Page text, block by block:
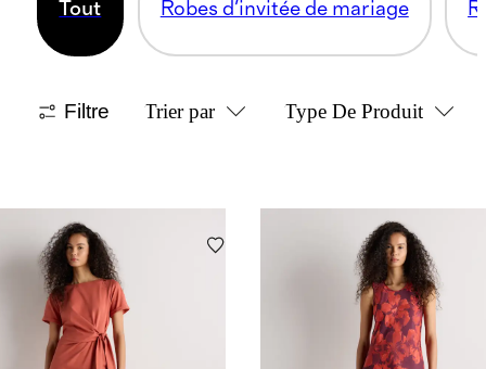
Tout Robes d'invitée de mariage
Filtre Trier par Type De Produit